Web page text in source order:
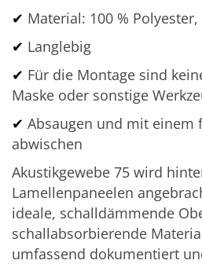
✔ Material: 100 % Polyester,
✔ Langlebig
✔ Für die Montage sind
Maske oder sonstige
✔ Absaugen und mit einem
abwischen
Akustikgewebe 75 wird
Lamellenpaneelen
ideale, schalldämmende
schallabsorbierende
umfassend dokumentiert